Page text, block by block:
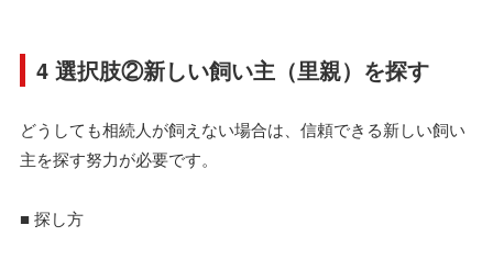
4 選択肢②新しい飼い主（里親）を探す
どうしても相続人が飼えない場合は、信頼できる新しい飼い
主を探す努力が必要です。
■ 探し方